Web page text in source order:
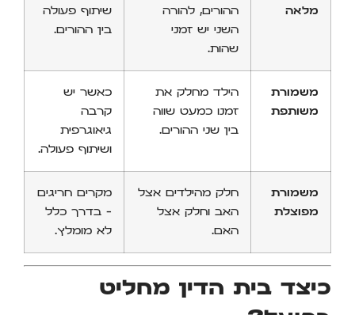
מלאה
ההורים, להורה
השני יש זמני
שהות.
שיתוף פעולה
בין ההורים.
משמורת
משותפת
הילד מחלק את
זמנו כמעט שווה
בין שני ההורים.
כאשר יש
קרבה
גיאוגרפית
ושיתוף פעולה.
משמורת
מפוצלת
חלק מהילדים אצל
האב וחלק אצל
האם.
מקרים חריגים
– בדרך כלל
לא מומלץ.
כיצד בית הדין מחליט